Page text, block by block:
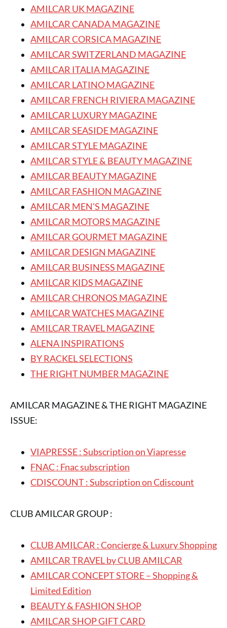
AMILCAR UK MAGAZINE
AMILCAR CANADA MAGAZINE
AMILCAR CORSICA MAGAZINE
AMILCAR SWITZERLAND MAGAZINE
AMILCAR ITALIA MAGAZINE
AMILCAR LATINO MAGAZINE
AMILCAR FRENCH RIVIERA MAGAZINE
AMILCAR LUXURY MAGAZINE
AMILCAR SEASIDE MAGAZINE
AMILCAR STYLE MAGAZINE
AMILCAR STYLE & BEAUTY MAGAZINE
AMILCAR BEAUTY MAGAZINE
AMILCAR FASHION MAGAZINE
AMILCAR MEN’S MAGAZINE
AMILCAR MOTORS MAGAZINE
AMILCAR GOURMET MAGAZINE
AMILCAR DESIGN MAGAZINE
AMILCAR BUSINESS MAGAZINE
AMILCAR KIDS MAGAZINE
AMILCAR CHRONOS MAGAZINE
AMILCAR WATCHES MAGAZINE
AMILCAR TRAVEL MAGAZINE
ALENA INSPIRATIONS
BY RACKEL SELECTIONS
THE RIGHT NUMBER MAGAZINE
AMILCAR MAGAZINE & THE RIGHT MAGAZINE
ISSUE:
VIAPRESSE : Subscription on Viapresse
FNAC : Fnac subscription
CDISCOUNT : Subscription on Cdiscount
CLUB AMILCAR GROUP :
CLUB AMILCAR : Concierge & Luxury Shopping
AMILCAR TRAVEL by CLUB AMILCAR
AMILCAR CONCEPT STORE – Shopping &
Limited Edition
BEAUTY & FASHION SHOP
AMILCAR SHOP GIFT CARD